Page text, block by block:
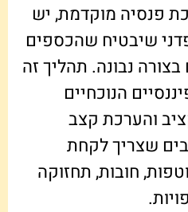
פנסיה מוקדמת, יש
שיבטיח שהכספים
בצורה נבונה. תהליך זה
הנוכחיים
והערכת קצב
שצריך לקחת
חובות, תחזוקה